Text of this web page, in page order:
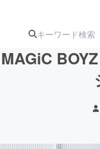
ジ
MAGiC